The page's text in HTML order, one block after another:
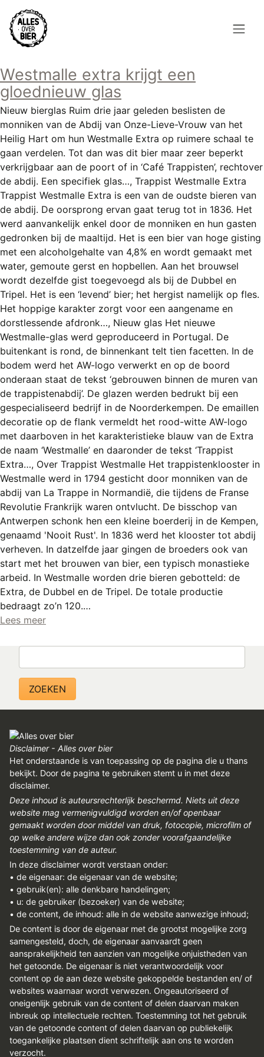
Overslaan
en
naar
gaan
Topmenu
INLOGGEN
REGISTREREN
ADVERTEREN
MELDPUNT
PERS/PUBLICATIES
FACEBOOK
LINKS
Hoofdnavigatie
HOME
BROUWEN
BLOG
AANBOD
AGENDA
CONTACT
Westmalle extra krijgt een
gloednieuw glas
Nieuw bierglas Ruim drie jaar geleden beslisten de
monniken van de Abdij van Onze-Lieve-Vrouw van het
Heilig Hart om hun Westmalle Extra op ruimere schaal te
gaan verdelen. Tot dan was dit bier maar zeer beperkt
verkrijgbaar aan de poort of in ‘Café Trappisten’, rechtover
de abdij. Een specifiek glas…, Trappist Westmalle Extra
Trappist Westmalle Extra is een van de oudste bieren van
de abdij. De oorsprong ervan gaat terug tot in 1836. Het
werd aanvankelijk enkel door de monniken en hun gasten
gedronken bij de maaltijd. Het is een bier van hoge gisting
met een alcoholgehalte van 4,8% en wordt gemaakt met
water, gemoute gerst en hopbellen. Aan het brouwsel
wordt dezelfde gist toegevoegd als bij de Dubbel en
Tripel. Het is een ‘levend’ bier; het hergist namelijk op fles.
Het hoppige karakter zorgt voor een aangename en
dorstlessende afdronk…, Nieuw glas Het nieuwe
Westmalle-glas werd geproduceerd in Portugal. De
buitenkant is rond, de binnenkant telt tien facetten. In de
bodem werd het AW-logo verwerkt en op de boord
onderaan staat de tekst ‘gebrouwen binnen de muren van
de trappistenabdij’. De glazen werden bedrukt bij een
gespecialiseerd bedrijf in de Noorderkempen. De emaillen
decoratie op de flank vermeldt het rood-witte AW-logo
met daarboven in het karakteristieke blauw van de Extra
de naam ‘Westmalle’ en daaronder de tekst ‘Trappist
Extra…, Over Trappist Westmalle Het trappistenklooster in
Westmalle werd in 1794 gesticht door monniken van de
abdij van La Trappe in Normandië, die tijdens de Franse
Revolutie Frankrijk waren ontvlucht. De bisschop van
Antwerpen schonk hen een kleine boerderij in de Kempen,
genaamd 'Nooit Rust'. In 1836 werd het klooster tot abdij
verheven. In datzelfde jaar gingen de broeders ook van
start met het brouwen van bier, een typisch monastieke
arbeid. In Westmalle worden drie bieren gebotteld: de
Extra, de Dubbel en de Tripel. De totale productie
bedraagt zo’n 120.…
Lees meer
Disclaimer - Alles over bier
Het onderstaande is van toepassing op de pagina die u thans
bekijkt. Door de pagina te gebruiken stemt u in met deze
disclaimer.
Deze inhoud is auteursrechterlijk beschermd. Niets uit deze
website mag vermenigvuldigd worden en/of openbaar
gemaakt worden door middel van druk, fotocopie, microfilm of
op welke andere wijze dan ook zonder voorafgaandelijke
toestemming van de auteur.
In deze disclaimer wordt verstaan onder:
• de eigenaar: de eigenaar van de website;
• gebruik(en): alle denkbare handelingen;
• u: de gebruiker (bezoeker) van de website;
• de content, de inhoud: alle in de website aanwezige inhoud;
De content is door de eigenaar met de grootst mogelijke zorg
samengesteld, doch, de eigenaar aanvaardt geen
aansprakelijkheid ten aanzien van mogelijke onjuistheden van
het getoonde. De eigenaar is niet verantwoordelijk voor
content op de aan deze website gekoppelde bestanden en/ of
websites waarnaar wordt verwezen. Ongeautoriseerd of
oneigenlijk gebruik van de content of delen daarvan maken
inbreuk op intellectuele rechten. Toestemming tot het gebruik
van de getoonde content of delen daarvan op publiekelijk
toegankelijke plaatsen dient schriftelijk aan ons te worden
verzocht.